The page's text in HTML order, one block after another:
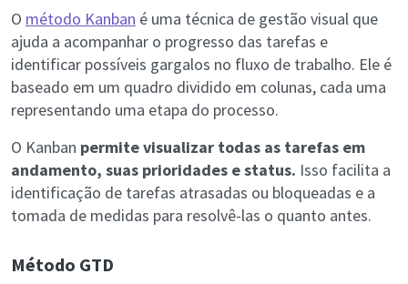
O método Kanban é uma técnica de gestão visual que
ajuda a acompanhar o progresso das tarefas e
identificar possíveis gargalos no fluxo de trabalho. Ele é
baseado em um quadro dividido em colunas, cada uma
representando uma etapa do processo.
O Kanban permite visualizar todas as tarefas em
andamento, suas prioridades e status. Isso facilita a
identificação de tarefas atrasadas ou bloqueadas e a
tomada de medidas para resolvê-las o quanto antes.
Método GTD